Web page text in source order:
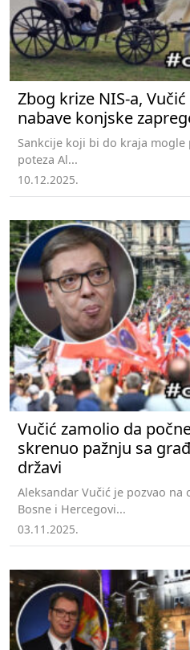
Zbog krize NIS-a,
nabave konjske
Sankcije koji bi do kraja
poteza Al...
10.12.2025.
Vučić zamolio da
skrenuo pažnju sa
državi
Aleksandar Vučić je pozvao
Bosne i Hercegovi...
03.11.2025.